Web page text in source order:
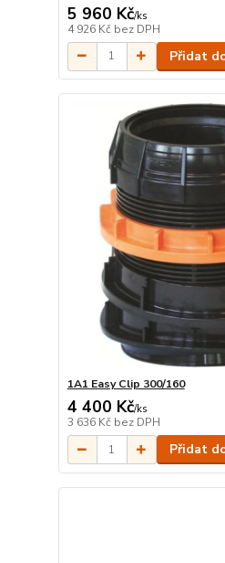
5 960 Kč/ks
4 926 Kč bez DPH
Přidat
1A1 Easy Clip 300/160
4 400 Kč/ks
3 636 Kč bez DPH
Přidat